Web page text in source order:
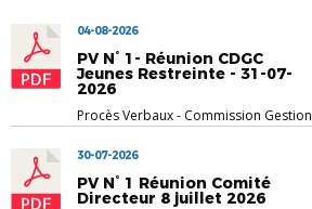
04-08-2026
PV N° 1- Réunion CDGC
Jeunes Restreinte - 31-07-
2026
Procès Verbaux- Commission Gestion
des Compétit...
30-07-2026
PV N° 1 Réunion Comité
Directeur 8 juillet 2026